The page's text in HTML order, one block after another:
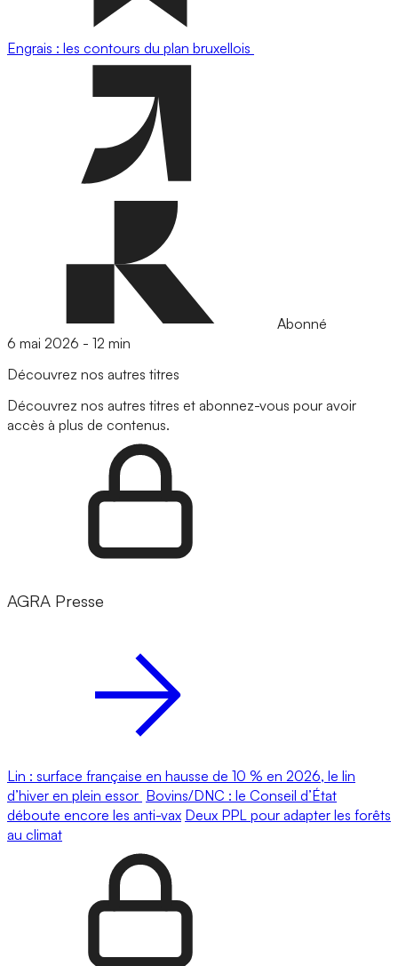
Engrais : les contours du plan bruxellois
Abonné
6 mai 2026 - 12 min
Découvrez nos autres titres
Découvrez nos autres titres et abonnez-vous pour avoir
accès à plus de contenus.
AGRA Presse
Lin : surface française en hausse de 10 % en 2026, le lin
d’hiver en plein essor Bovins/DNC : le Conseil d’État
déboute encore les anti-vax Deux PPL pour adapter les forêts
au climat